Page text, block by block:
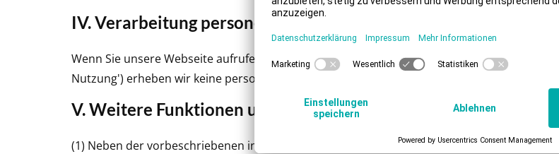
IV. Verarbeitung personenbezogener Daten bei
Wenn Sie unsere Webseite aufrufen, ohne sich dabei zu registrieren oder uns auf andere
Nutzung') erheben wir keine personenbezogenen Daten.
V. Weitere Funktionen und Angebote unserer Webseite
(1) Neben der vorbeschriebenen informatorischen Nutzung unserer Webseite bieten wir